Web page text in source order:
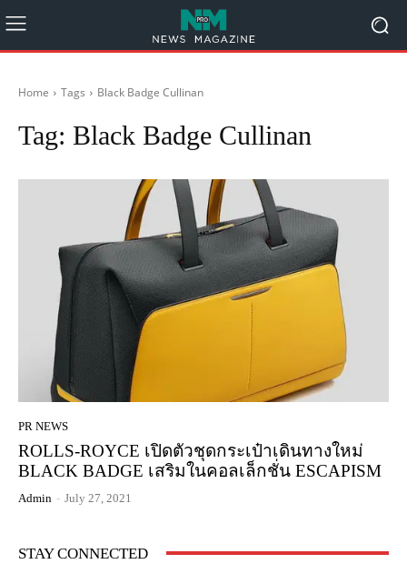
Home Tags Black Badge Cullinan
Tag: Black Badge Cullinan
PR NEWS
ROLLS-ROYCE เปิดตัวชุดกระเป๋าเดินทางใหม่
BLACK BADGE เสริมในคอลเล็กชั่น ESCAPISM
Admin - July 27, 2021
STAY CONNECTED